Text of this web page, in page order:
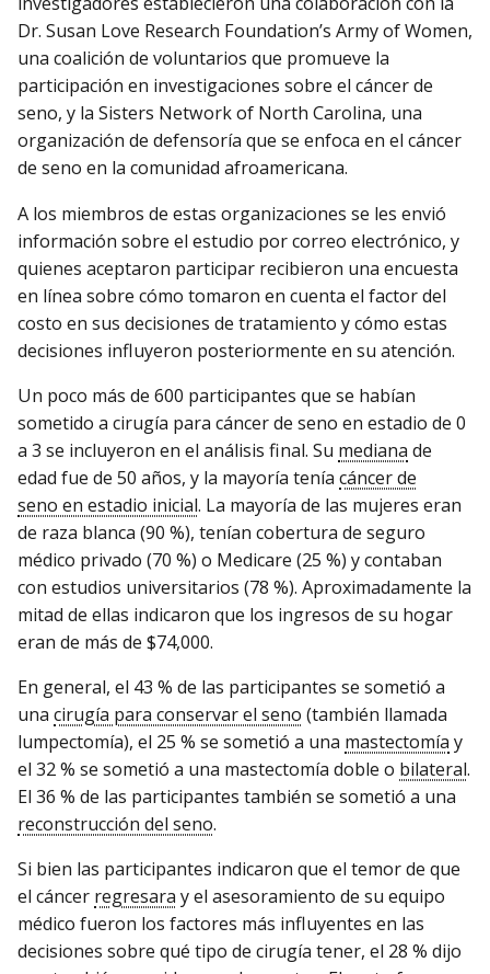
Dr. Susan Love Research Foundation’s Army of Women,
una coalición de voluntarios que promueve la
participación en investigaciones sobre el cáncer de
seno, y la Sisters Network of North Carolina, una
organización de defensoría que se enfoca en el cáncer
de seno en la comunidad afroamericana.
A los miembros de estas organizaciones se les envió
información sobre el estudio por correo electrónico, y
quienes aceptaron participar recibieron una encuesta
en línea sobre cómo tomaron en cuenta el factor del
costo en sus decisiones de tratamiento y cómo estas
decisiones influyeron posteriormente en su atención.
Un poco más de 600 participantes que se habían
sometido a cirugía para cáncer de seno en estadio de 0
a 3 se incluyeron en el análisis final. Su mediana de
edad fue de 50 años, y la mayoría tenía cáncer de
seno en estadio inicial. La mayoría de las mujeres eran
de raza blanca (90 %), tenían cobertura de seguro
médico privado (70 %) o Medicare (25 %) y contaban
con estudios universitarios (78 %). Aproximadamente la
mitad de ellas indicaron que los ingresos de su hogar
eran de más de $74,000.
En general, el 43 % de las participantes se sometió a
una cirugía para conservar el seno (también llamada
lumpectomía), el 25 % se sometió a una mastectomía y
el 32 % se sometió a una mastectomía doble o bilateral.
El 36 % de las participantes también se sometió a una
reconstrucción del seno.
Si bien las participantes indicaron que el temor de que
el cáncer regresara y el asesoramiento de su equipo
médico fueron los factores más influyentes en las
decisiones sobre qué tipo de cirugía tener, el 28 % dijo